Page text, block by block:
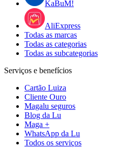
KaBuM!
AliExpress
Todas as marcas
Todas as categorias
Todas as subcategorias
Serviços e benefícios
Cartão Luiza
Cliente Ouro
Magalu seguros
Blog da Lu
Maga +
WhatsApp da Lu
Todos os serviços